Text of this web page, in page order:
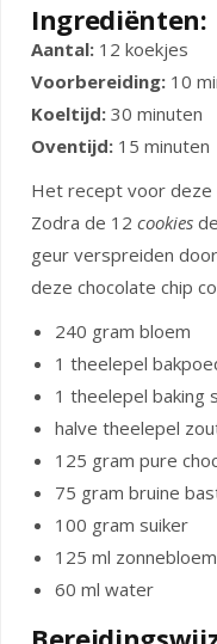
Ingrediënten:
Aantal: 12 koekjes
Voorbereiding: 10
Koeltijd: 30 minuten
Oventijd: 15 minuten
Het recept voor deze
Zodra de 12 cookies
geur verspreiden
deze chocolate chip
240 gram bloem
1 theelepel
1 theelepel baking
halve theelepel
125 gram pure
75 gram bruine
100 gram suiker
125 ml
60 ml water